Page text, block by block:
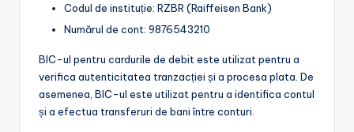
Codul de instituție: RZBR (Raiffeisen Bank)
Numărul de cont: 9876543210
BIC-ul pentru cardurile de debit este utilizat pentru a
verifica autenticitatea tranzacției și a procesa plata. De
asemenea, BIC-ul este utilizat pentru a identifica contul
și a efectua transferuri de bani între conturi.